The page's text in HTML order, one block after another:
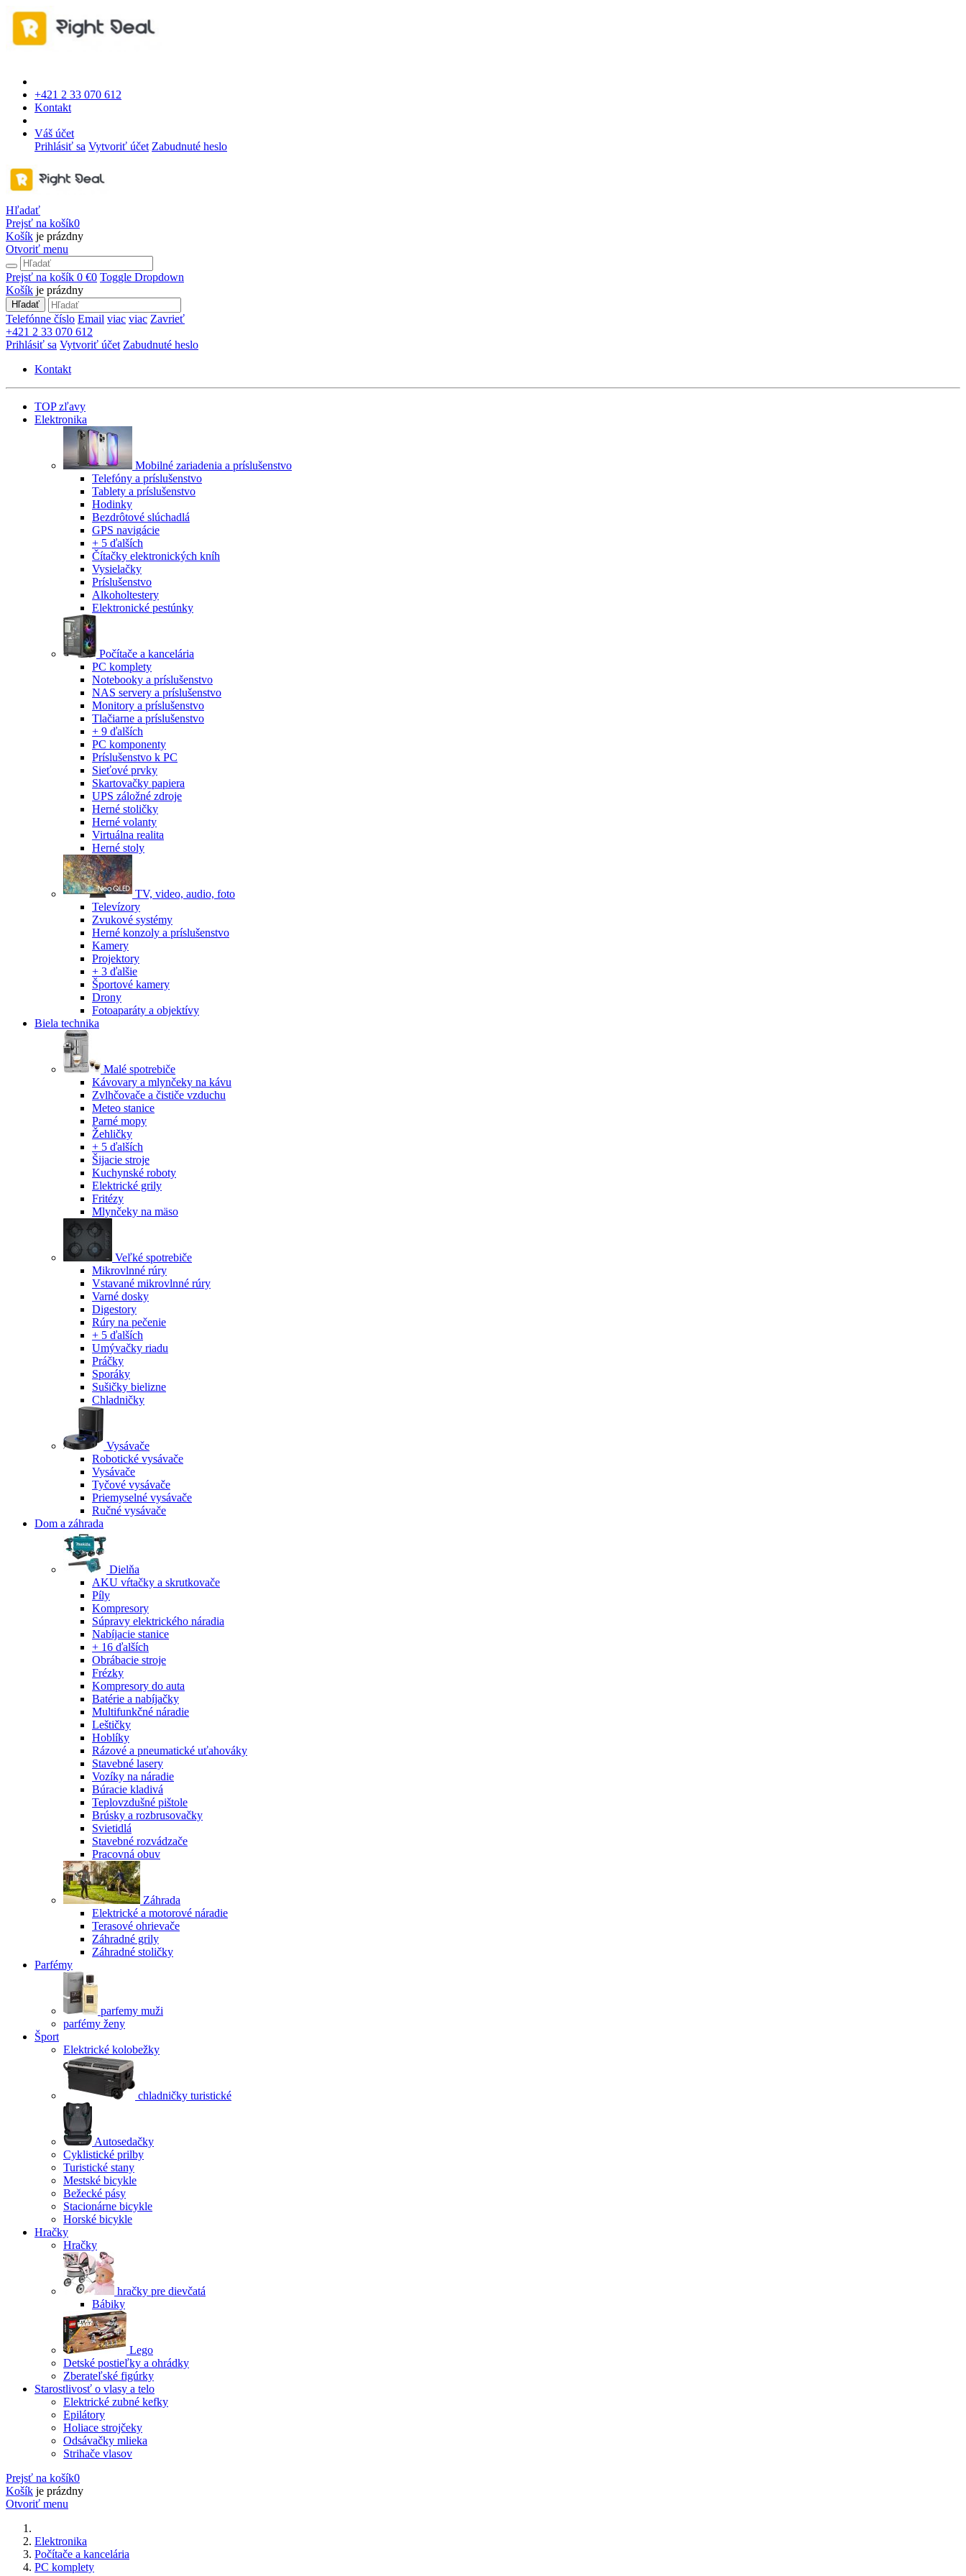
+421 2 33 070 612
Kontakt
Váš účet
Prihlásiť sa Vytvoriť účet Zabudnuté heslo
Hľadať
Prejsť na košík0
Košík je prázdny
Otvoriť menu
Prejsť na košík 0 €0 Toggle Dropdown
Košík je prázdny
Hľadať
Telefónne číslo Email viac viac Zavrieť
+421 2 33 070 612
Prihlásiť sa Vytvoriť účet Zabudnuté heslo
Kontakt
TOP zľavy
Elektronika
Mobilné zariadenia a príslušenstvo
Telefóny a príslušenstvo
Tablety a príslušenstvo
Hodinky
Bezdrôtové slúchadlá
GPS navigácie
+ 5 ďalších
Čítačky elektronických kníh
Vysielačky
Príslušenstvo
Alkoholtestery
Elektronické pestúnky
Počítače a kancelária
PC komplety
Notebooky a príslušenstvo
NAS servery a príslušenstvo
Monitory a príslušenstvo
Tlačiarne a príslušenstvo
+ 9 ďalších
PC komponenty
Príslušenstvo k PC
Sieťové prvky
Skartovačky papiera
UPS záložné zdroje
Herné stoličky
Herné volanty
Virtuálna realita
Herné stoly
TV, video, audio, foto
Televízory
Zvukové systémy
Herné konzoly a príslušenstvo
Kamery
Projektory
+ 3 ďalšie
Športové kamery
Drony
Fotoaparáty a objektívy
Biela technika
Malé spotrebiče
Kávovary a mlynčeky na kávu
Zvlhčovače a čističe vzduchu
Meteo stanice
Parné mopy
Žehličky
+ 5 ďalších
Šijacie stroje
Kuchynské roboty
Elektrické grily
Fritézy
Mlynčeky na mäso
Veľké spotrebiče
Mikrovlnné rúry
Vstavané mikrovlnné rúry
Varné dosky
Digestory
Rúry na pečenie
+ 5 ďalších
Umývačky riadu
Práčky
Sporáky
Sušičky bielizne
Chladničky
Vysávače
Robotické vysávače
Vysávače
Tyčové vysávače
Priemyselné vysávače
Ručné vysávače
Dom a záhrada
Dielňa
AKU vŕtačky a skrutkovače
Píly
Kompresory
Súpravy elektrického náradia
Nabíjacie stanice
+ 16 ďalších
Obrábacie stroje
Frézky
Kompresory do auta
Batérie a nabíjačky
Multifunkčné náradie
Leštičky
Hoblíky
Rázové a pneumatické uťahováky
Stavebné lasery
Vozíky na náradie
Búracie kladivá
Teplovzdušné pištole
Brúsky a rozbrusovačky
Svietidlá
Stavebné rozvádzače
Pracovná obuv
Záhrada
Elektrické a motorové náradie
Terasové ohrievače
Záhradné grily
Záhradné stoličky
Parfémy
parfemy muži
parfémy ženy
Šport
Elektrické kolobežky
chladničky turistické
Autosedačky
Cyklistické prilby
Turistické stany
Mestské bicykle
Bežecké pásy
Stacionárne bicykle
Horské bicykle
Hračky
Hračky
hračky pre dievčatá
Bábiky
Lego
Detské postieľky a ohrádky
Zberateľské figúrky
Starostlivosť o vlasy a telo
Elektrické zubné kefky
Epilátory
Holiace strojčeky
Odsávačky mlieka
Strihače vlasov
Prejsť na košík0
Košík je prázdny
Otvoriť menu
Elektronika
Počítače a kancelária
PC komplety